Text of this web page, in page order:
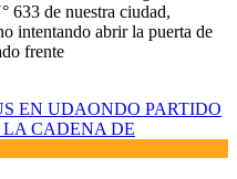
633 de nuestra ciudad,
intentando abrir la puerta de
frente